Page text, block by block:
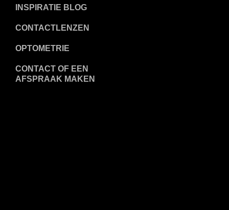
INSPIRATIE BLOG
CONTACTLENZEN
OPTOMETRIE
CONTACT OF EEN
AFSPRAAK MAKEN